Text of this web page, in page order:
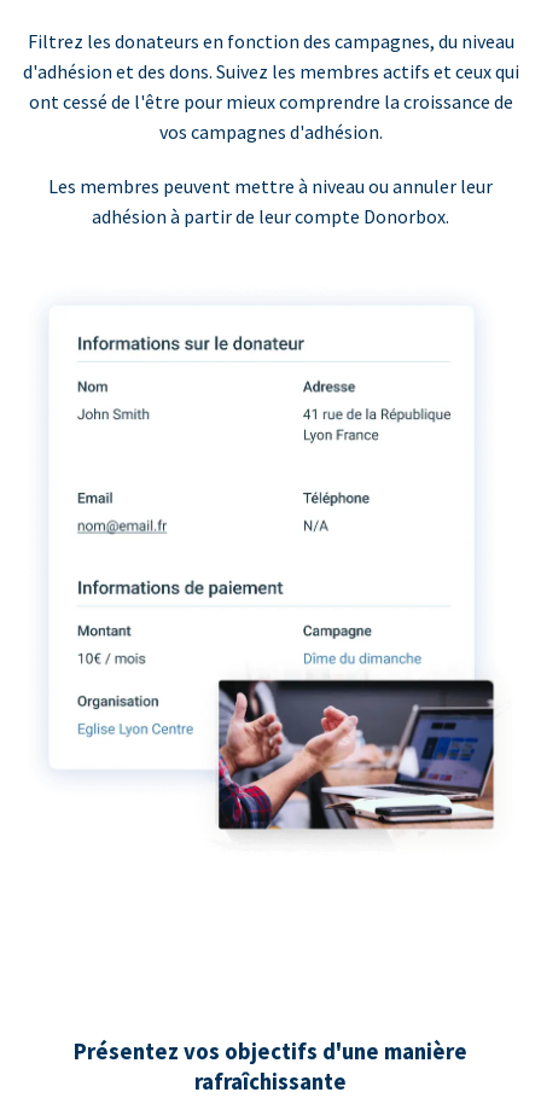
Filtrez les donateurs en fonction des campagnes, du niveau
d'adhésion et des dons. Suivez les membres actifs et ceux qui
ont cessé de l'être pour mieux comprendre la croissance de
vos campagnes d'adhésion.
Les membres peuvent mettre à niveau ou annuler leur
adhésion à partir de leur compte Donorbox.
Présentez vos objectifs d'une manière
rafraîchissante